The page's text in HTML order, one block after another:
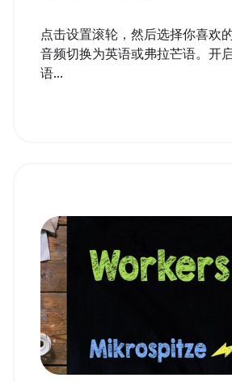
点击设置滚轮，然后选择你喜欢
音频切换为英语或弗拉芒语。开
语...